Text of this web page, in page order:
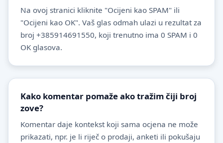
Na ovoj stranici kliknite "Ocijeni kao SPAM" ili
"Ocijeni kao OK". Vaš glas odmah ulazi u rezultat za
broj +385914691550, koji trenutno ima 0 SPAM i 0
OK glasova.
Kako komentar pomaže ako tražim čiji broj
zove?
Komentar daje kontekst koji sama ocjena ne može
prikazati, npr. je li riječ o prodaji, anketi ili pokušaju